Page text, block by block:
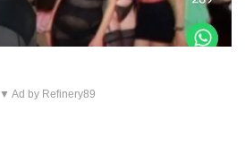
▼ Ad by Refinery89